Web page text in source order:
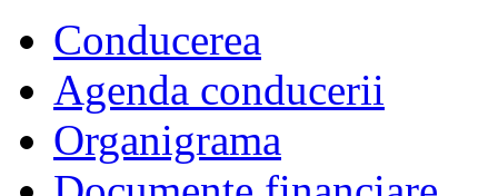
Conducerea
Agenda conducerii
Organigrama